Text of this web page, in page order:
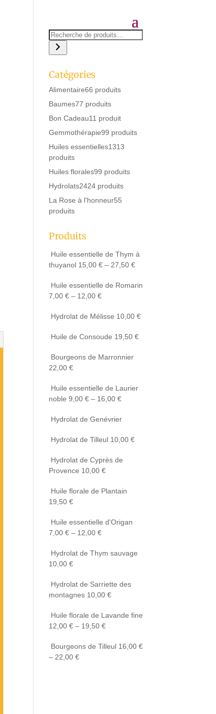
Catégories
Alimentaire66 produits
Baumes77 produits
Bon Cadeau11 produit
Gemmothérapie99 produits
Huiles essentielles1313
produits
Huiles florales99 produits
Hydrolats2424 produits
La Rose à l'honneur55
produits
Produits
Huile essentielle de Thym à
thuyanol 15,00€ – 27,50€
Huile essentielle de Romarin
7,00€ – 12,00€
Hydrolat de Mélisse 10,00€
Huile de Consoude 19,50€
Bourgeons de Marronnier
22,00€
Huile essentielle de Laurier
noble 9,00€ – 16,00€
Hydrolat de Genévrier
Hydrolat de Tilleul 10,00€
Hydrolat de Cyprès de
Provence 10,00€
Huile florale de Plantain
19,50€
Huile essentielle d'Origan
7,00€ – 12,00€
Hydrolat de Thym sauvage
10,00€
Hydrolat de Sarriette des
montagnes 10,00€
Huile florale de Lavande fine
12,00€ – 19,50€
Bourgeons de Tilleul 16,00€
– 22,00€